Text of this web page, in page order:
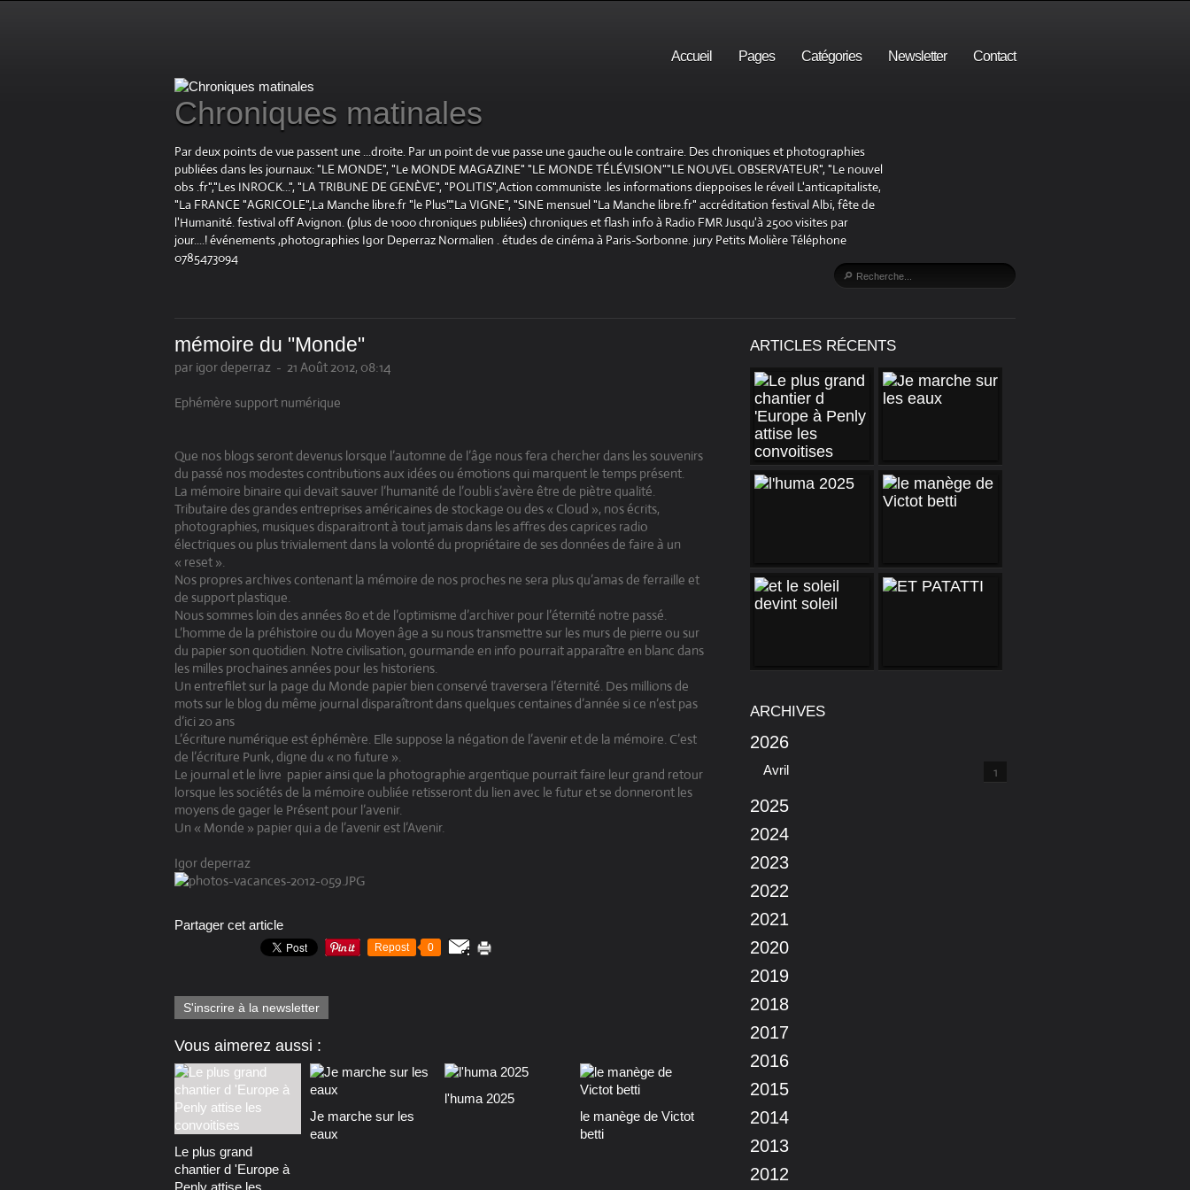
Accueil Pages Catégories Newsletter Contact
Chroniques matinales
Par deux points de vue passent une ...droite. Par un point de vue passe une gauche ou le contraire. Des chroniques et photographies
publiées dans les journaux: "LE MONDE", "Le MONDE MAGAZINE" "LE MONDE TÉLÉVISION""LE NOUVEL OBSERVATEUR", "Le nouvel
obs .fr","Les INROCK...", "LA TRIBUNE DE GENÈVE", "POLITIS",Action communiste .les informations dieppoises le réveil L'anticapitaliste,
"La FRANCE "AGRICOLE",La Manche libre.fr "le Plus"."La VIGNE", "SINE mensuel "La Manche libre.fr" accréditation festival Albi, fête de
l'Humanité. festival off Avignon. (plus de 1000 chroniques publiées) chroniques et flash info à Radio FMR Jusqu'à 2500 visites par
jour....! événements ,photographies Igor Deperraz Normalien . études de cinéma à Paris-Sorbonne. jury Petits Molière Téléphone
0785473094
mémoire du "Monde"
par igor deperraz - 21 Août 2012, 08:14
Ephémère support numérique
Que nos blogs seront devenus lorsque l’automne de l’âge nous fera chercher dans les souvenirs
du passé nos modestes contributions aux idées ou émotions qui marquent le temps présent.
La mémoire binaire qui devait sauver l’humanité de l’oubli s’avère être de piètre qualité.
Tributaire des grandes entreprises américaines de stockage ou des « Cloud », nos écrits,
photographies, musiques disparaitront à tout jamais dans les affres des caprices radio
électriques ou plus trivialement dans la volonté du propriétaire de ses données de faire à un
« reset ».
Nos propres archives contenant la mémoire de nos proches ne sera plus qu’amas de ferraille et
de support plastique.
Nous sommes loin des années 80 et de l’optimisme d’archiver pour l’éternité notre passé.
L’homme de la préhistoire ou du Moyen âge a su nous transmettre sur les murs de pierre ou sur
du papier son quotidien. Notre civilisation, gourmande en info pourrait apparaître en blanc dans
les milles prochaines années pour les historiens.
Un entrefilet sur la page du Monde papier bien conservé traversera l’éternité. Des millions de
mots sur le blog du même journal disparaîtront dans quelques centaines d’année si ce n’est pas
d’ici 20 ans
L’écriture numérique est éphémère. Elle suppose la négation de l’avenir et de la mémoire. C’est
de l’écriture Punk, digne du « no future ».
Le journal et le livre papier ainsi que la photographie argentique pourrait faire leur grand retour
lorsque les sociétés de la mémoire oubliée retisseront du lien avec le futur et se donneront les
moyens de gager le Présent pour l’avenir.
Un « Monde » papier qui a de l’avenir est l’Avenir.
Igor deperraz
Partager cet article
Repost 0
S'inscrire à la newsletter
Vous aimerez aussi :
Le plus grand
chantier d 'Europe à
Je marche sur les
eaux
l'huma 2025
le manège de Victot
betti
ARTICLES RÉCENTS
ARCHIVES
2026
Avril 1
2025
2024
2023
2022
2021
2020
2019
2018
2017
2016
2015
2014
2013
2012